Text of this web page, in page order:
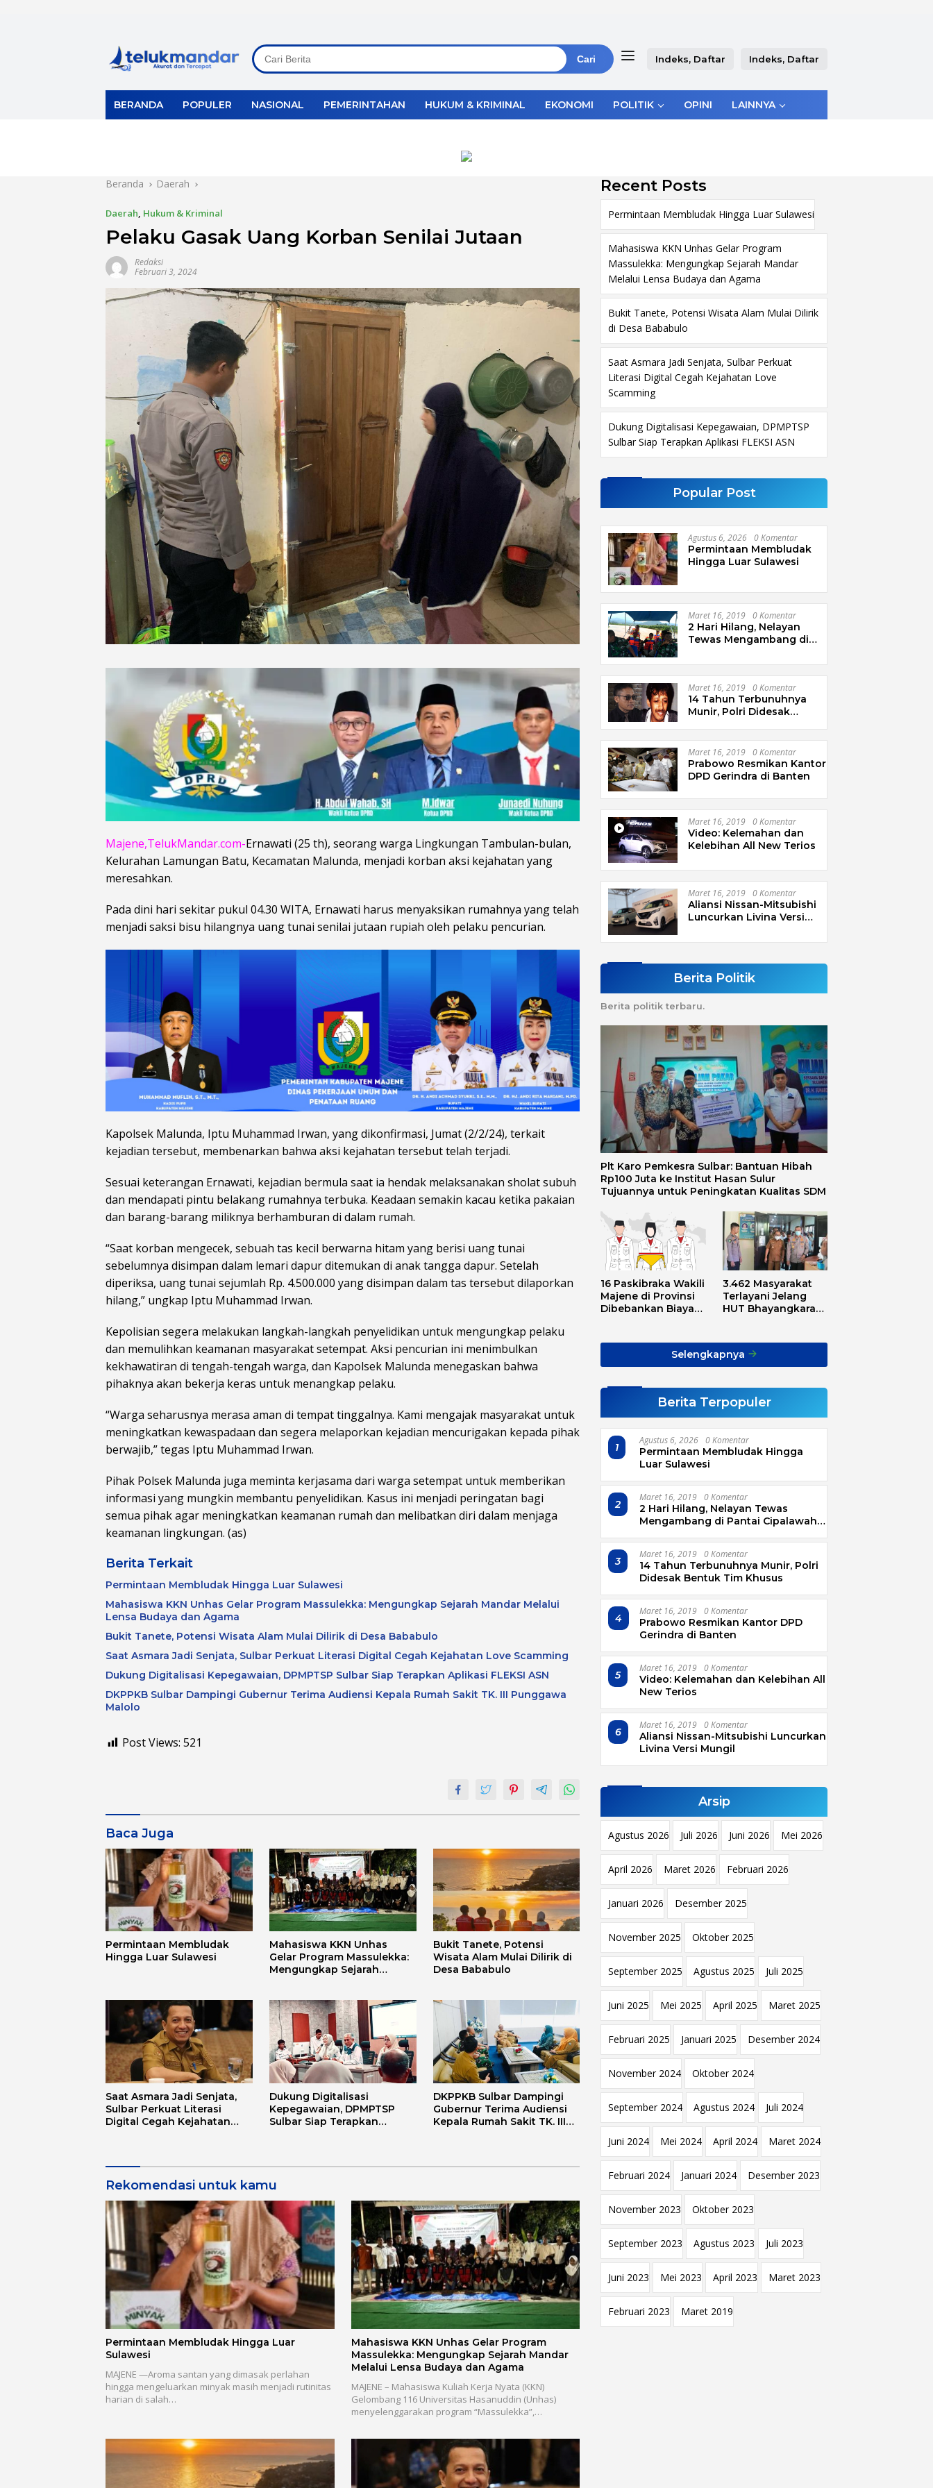
Cari Indeks, Daftar Indeks, Daftar
BERANDA POPULER NASIONAL PEMERINTAHAN HUKUM & KRIMINAL EKONOMI POLITIK OPINI LAINNYA
Beranda Daerah
Daerah, Hukum & Kriminal
Pelaku Gasak Uang Korban Senilai Jutaan
Redaksi
Februari 3, 2024
Majene,TelukMandar.com-Ernawati (25 th), seorang warga Lingkungan Tambulan-bulan,
Kelurahan Lamungan Batu, Kecamatan Malunda, menjadi korban aksi kejahatan yang
meresahkan.
Pada dini hari sekitar pukul 04.30 WITA, Ernawati harus menyaksikan rumahnya yang telah
menjadi saksi bisu hilangnya uang tunai senilai jutaan rupiah oleh pelaku pencurian.
Kapolsek Malunda, Iptu Muhammad Irwan, yang dikonfirmasi, Jumat (2/2/24), terkait
kejadian tersebut, membenarkan bahwa aksi kejahatan tersebut telah terjadi.
Sesuai keterangan Ernawati, kejadian bermula saat ia hendak melaksanakan sholat subuh
dan mendapati pintu belakang rumahnya terbuka. Keadaan semakin kacau ketika pakaian
dan barang-barang miliknya berhamburan di dalam rumah.
“Saat korban mengecek, sebuah tas kecil berwarna hitam yang berisi uang tunai
sebelumnya disimpan dalam lemari dapur ditemukan di anak tangga dapur. Setelah
diperiksa, uang tunai sejumlah Rp. 4.500.000 yang disimpan dalam tas tersebut dilaporkan
hilang,” ungkap Iptu Muhammad Irwan.
Kepolisian segera melakukan langkah-langkah penyelidikan untuk mengungkap pelaku
dan memulihkan keamanan masyarakat setempat. Aksi pencurian ini menimbulkan
kekhawatiran di tengah-tengah warga, dan Kapolsek Malunda menegaskan bahwa
pihaknya akan bekerja keras untuk menangkap pelaku.
“Warga seharusnya merasa aman di tempat tinggalnya. Kami mengajak masyarakat untuk
meningkatkan kewaspadaan dan segera melaporkan kejadian mencurigakan kepada pihak
berwajib,” tegas Iptu Muhammad Irwan.
Pihak Polsek Malunda juga meminta kerjasama dari warga setempat untuk memberikan
informasi yang mungkin membantu penyelidikan. Kasus ini menjadi peringatan bagi
semua pihak agar meningkatkan keamanan rumah dan melibatkan diri dalam menjaga
keamanan lingkungan. (as)
Berita Terkait
Permintaan Membludak Hingga Luar Sulawesi
Mahasiswa KKN Unhas Gelar Program Massulekka: Mengungkap Sejarah Mandar Melalui
Lensa Budaya dan Agama
Bukit Tanete, Potensi Wisata Alam Mulai Dilirik di Desa Bababulo
Saat Asmara Jadi Senjata, Sulbar Perkuat Literasi Digital Cegah Kejahatan Love Scamming
Dukung Digitalisasi Kepegawaian, DPMPTSP Sulbar Siap Terapkan Aplikasi FLEKSI ASN
DKPPKB Sulbar Dampingi Gubernur Terima Audiensi Kepala Rumah Sakit TK. III Punggawa
Malolo
Post Views: 521
Baca Juga
Permintaan Membludak
Hingga Luar Sulawesi
Mahasiswa KKN Unhas
Gelar Program Massulekka:
Mengungkap Sejarah
Bukit Tanete, Potensi
Wisata Alam Mulai Dilirik di
Desa Bababulo
Saat Asmara Jadi Senjata,
Sulbar Perkuat Literasi
Digital Cegah Kejahatan
Dukung Digitalisasi
Kepegawaian, DPMPTSP
Sulbar Siap Terapkan
DKPPKB Sulbar Dampingi
Gubernur Terima Audiensi
Kepala Rumah Sakit TK. III
Rekomendasi untuk kamu
Permintaan Membludak Hingga Luar
Sulawesi
MAJENE —Aroma santan yang dimasak perlahan
hingga mengeluarkan minyak masih menjadi rutinitas
harian di salah…
Mahasiswa KKN Unhas Gelar Program
Massulekka: Mengungkap Sejarah Mandar
Melalui Lensa Budaya dan Agama
MAJENE – Mahasiswa Kuliah Kerja Nyata (KKN)
Gelombang 116 Universitas Hasanuddin (Unhas)
menyelenggarakan program “Massulekka”,…
Recent Posts
Permintaan Membludak Hingga Luar Sulawesi
Mahasiswa KKN Unhas Gelar Program
Massulekka: Mengungkap Sejarah Mandar
Melalui Lensa Budaya dan Agama
Bukit Tanete, Potensi Wisata Alam Mulai Dilirik
di Desa Bababulo
Saat Asmara Jadi Senjata, Sulbar Perkuat
Literasi Digital Cegah Kejahatan Love
Scamming
Dukung Digitalisasi Kepegawaian, DPMPTSP
Sulbar Siap Terapkan Aplikasi FLEKSI ASN
Popular Post
Agustus 6, 2026 0 Komentar
Permintaan Membludak
Hingga Luar Sulawesi
Maret 16, 2019 0 Komentar
2 Hari Hilang, Nelayan
Tewas Mengambang di
Maret 16, 2019 0 Komentar
14 Tahun Terbunuhnya
Munir, Polri Didesak
Maret 16, 2019 0 Komentar
Prabowo Resmikan Kantor
DPD Gerindra di Banten
Maret 16, 2019 0 Komentar
Video: Kelemahan dan
Kelebihan All New Terios
Maret 16, 2019 0 Komentar
Aliansi Nissan-Mitsubishi
Luncurkan Livina Versi
Berita Politik
Berita politik terbaru.
Plt Karo Pemkesra Sulbar: Bantuan Hibah
Rp100 Juta ke Institut Hasan Sulur
Tujuannya untuk Peningkatan Kualitas SDM
16 Paskibraka Wakili
Majene di Provinsi
Dibebankan Biaya
Semua
3.462 Masyarakat
Terlayani Jelang
HUT Bhayangkara
Selengkapnya
Berita Terpopuler
1
Agustus 6, 2026 0 Komentar
Permintaan Membludak Hingga
Luar Sulawesi
2
Maret 16, 2019 0 Komentar
2 Hari Hilang, Nelayan Tewas
Mengambang di Pantai Cipalawah
3
Maret 16, 2019 0 Komentar
14 Tahun Terbunuhnya Munir, Polri
Didesak Bentuk Tim Khusus
4
Maret 16, 2019 0 Komentar
Prabowo Resmikan Kantor DPD
Gerindra di Banten
5
Maret 16, 2019 0 Komentar
Video: Kelemahan dan Kelebihan All
New Terios
6
Maret 16, 2019 0 Komentar
Aliansi Nissan-Mitsubishi Luncurkan
Livina Versi Mungil
Arsip
Agustus 2026 Juli 2026 Juni 2026 Mei 2026
April 2026 Maret 2026 Februari 2026
Januari 2026 Desember 2025
November 2025 Oktober 2025
September 2025 Agustus 2025 Juli 2025
Juni 2025 Mei 2025 April 2025 Maret 2025
Februari 2025 Januari 2025 Desember 2024
November 2024 Oktober 2024
September 2024 Agustus 2024 Juli 2024
Juni 2024 Mei 2024 April 2024 Maret 2024
Februari 2024 Januari 2024 Desember 2023
November 2023 Oktober 2023
September 2023 Agustus 2023 Juli 2023
Juni 2023 Mei 2023 April 2023 Maret 2023
Februari 2023 Maret 2019